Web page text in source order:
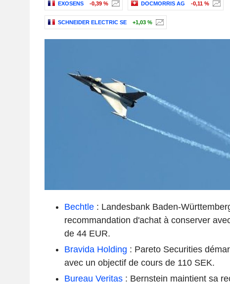
EXOSENS -0,39 % DOCMORRIS AG -0,11 %
SCHNEIDER ELECTRIC SE +1,03 %
Bechtle: Landesbank Baden-
recommandation d'achat à conserver
de 44 EUR.
Bravida Holding : Pareto Securities
avec un objectif de cours de 110 SEK.
Bureau Veritas: Bernstein maintient sa